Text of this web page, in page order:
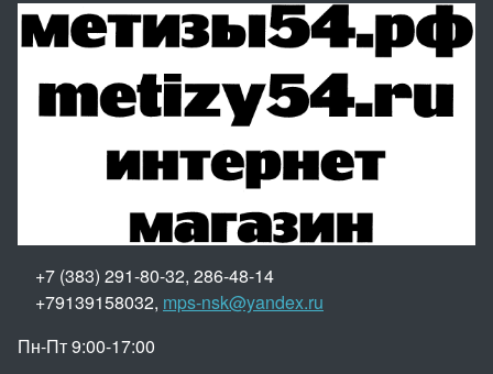
+7 (383) 291-80-32, 286-48-14
+79139158032, mps-nsk@yandex.ru
Пн-Пт 9:00-17:00